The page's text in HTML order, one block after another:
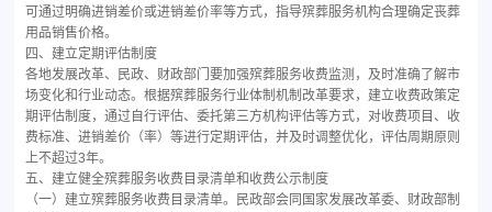
可通过明确进销差价或进销差价率等方式，指导殡葬服务机构合理确定丧葬
用品销售价格。
四、建立定期评估制度
各地发展改革、民政、财政部门要加强殡葬服务收费监测，及时准确了解市
场变化和行业动态。根据殡葬服务行业体制机制改革要求，建立收费政策定
期评估制度，通过自行评估、委托第三方机构评估等方式，对收费项目、收
费标准、进销差价（率）等进行定期评估，并及时调整优化，评估周期原则
上不超过3年。
五、建立健全殡葬服务收费目录清单和收费公示制度
（一）建立殡葬服务收费目录清单。民政部会同国家发展改革委、财政部制